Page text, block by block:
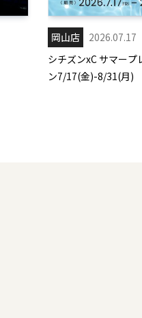
岡山店
2026.07.17
シチズンxC サマー
ン7/17(金)-8/31(月)